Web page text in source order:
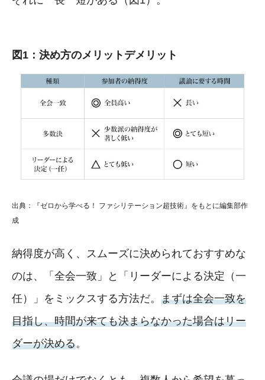
図1：決め方のメリットデメリット
出典：『ゼロから学べる！ ファシリテーション超技術』をもとに編集部作
成
納得度が高く、スムーズに決められておすすめな
のは、「全会一致」と「リーダーによる決定（一
任）」をミックスする方法だ。 まずは全会一致を
目指し、時間が来ても決まらなかった場合はリー
ダーが決める。